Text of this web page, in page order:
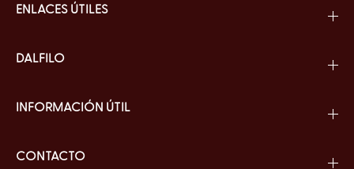
ENLACES ÚTILES
DALFILO
INFORMACIÓN ÚTIL
CONTACTO